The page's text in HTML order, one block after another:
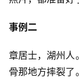
佛
教
艺
术
事例二
章居士，湖州人
骨那地方摔裂